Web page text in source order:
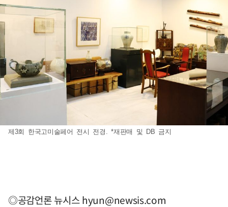
제3회 한국고미술페어 전시 전경. *재판매 및 DB 금지
◎공감언론 뉴시스hyun@newsis.com